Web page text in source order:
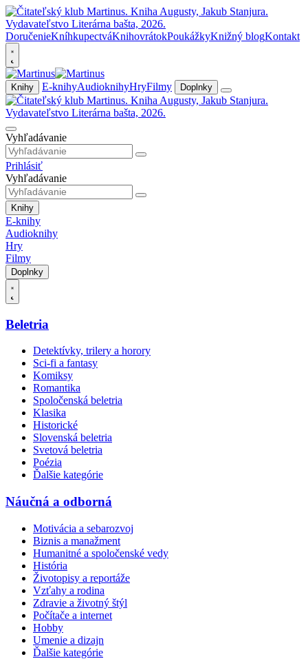
DoručenieKníhkupectváKnihovrátokPoukážkyKnižný blogKontakt
Knihy E-knihyAudioknihyHryFilmy Doplnky
Vyhľadávanie
Prihlásiť
Vyhľadávanie
Knihy
E-knihy
Audioknihy
Hry
Filmy
Doplnky
Beletria
Detektívky, trilery a horory
Sci-fi a fantasy
Komiksy
Romantika
Spoločenská beletria
Klasika
Historické
Slovenská beletria
Svetová beletria
Poézia
Ďalšie kategórie
Náučná a odborná
Motivácia a sebarozvoj
Biznis a manažment
Humanitné a spoločenské vedy
História
Životopisy a reportáže
Vzťahy a rodina
Zdravie a životný štýl
Počítače a internet
Hobby
Umenie a dizajn
Ďalšie kategórie